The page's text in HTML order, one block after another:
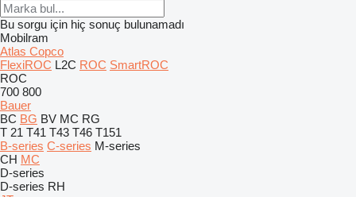
Bu sorgu için hiç sonuç bulunamadı
Mobilram
Atlas Copco
FlexiROC L2C ROC SmartROC
ROC
700 800
Bauer
BC BG BV MC RG
T 21 T41 T43 T46 T151
B-series C-series M-series
CH MC
D-series
D-series RH